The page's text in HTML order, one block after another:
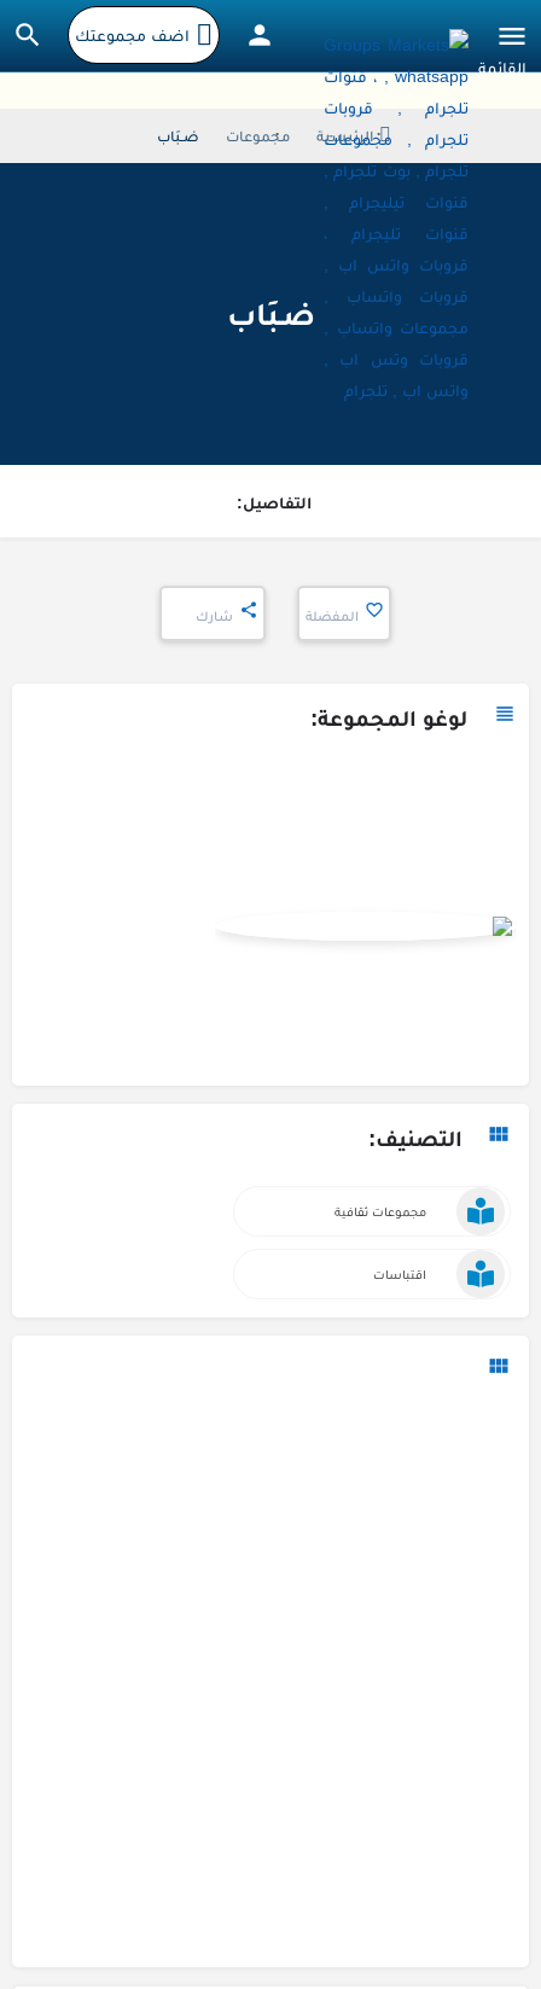
اضف مجموعتك
الرئيسية مجموعات ضـبَاب
ضـبَاب
التفاصيل:
المفضلة شارك
لوغو المجموعة:
التصنيف:
مجموعات ثقافية
اقتباسات